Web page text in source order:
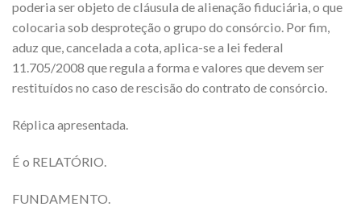
poderia ser objeto de cláusula de alienação fiduciária, o que
colocaria sob desproteção o grupo do consórcio. Por fim,
aduz que, cancelada a cota, aplica-se a lei federal
11.705/2008 que regula a forma e valores que devem ser
restituídos no caso de rescisão do contrato de consórcio.
Réplica apresentada.
É o RELATÓRIO.
FUNDAMENTO.